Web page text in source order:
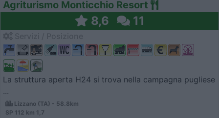
Agriturismo Monticchio Resort
8,6 11
La struttura aperta H24 si trova nella campagna pugliese
...
Lizzano (TA) - 58.8km
SP 112 km 1,7